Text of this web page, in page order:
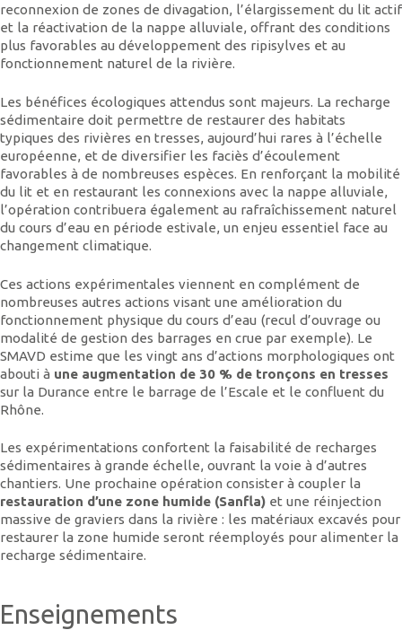
reconnexion de zones de divagation, l’élargissement du lit actif
et la réactivation de la nappe alluviale, offrant des conditions
plus favorables au développement des ripisylves et au
fonctionnement naturel de la rivière.
Les bénéfices écologiques attendus sont majeurs. La recharge
sédimentaire doit permettre de restaurer des habitats
typiques des rivières en tresses, aujourd’hui rares à l’échelle
européenne, et de diversifier les faciès d’écoulement
favorables à de nombreuses espèces. En renforçant la mobilité
du lit et en restaurant les connexions avec la nappe alluviale,
l’opération contribuera également au rafraîchissement naturel
du cours d’eau en période estivale, un enjeu essentiel face au
changement climatique.
Ces actions expérimentales viennent en complément de
nombreuses autres actions visant une amélioration du
fonctionnement physique du cours d’eau (recul d’ouvrage ou
modalité de gestion des barrages en crue par exemple). Le
SMAVD estime que les vingt ans d’actions morphologiques ont
abouti à une augmentation de 30 % de tronçons en tresses
sur la Durance entre le barrage de l’Escale et le confluent du
Rhône.
Les expérimentations confortent la faisabilité de recharges
sédimentaires à grande échelle, ouvrant la voie à d’autres
chantiers. Une prochaine opération consister à coupler la
restauration d’une zone humide (Sanfla) et une réinjection
massive de graviers dans la rivière : les matériaux excavés pour
restaurer la zone humide seront réemployés pour alimenter la
recharge sédimentaire.
Enseignements